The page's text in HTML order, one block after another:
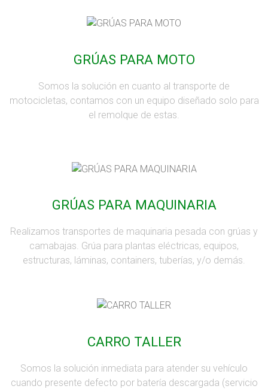
GRÚAS PARA MOTO
Somos la solución en cuanto al transporte de
motocicletas, contamos con un equipo diseñado solo para
el remolque de estas.
GRÚAS PARA MAQUINARIA
Realizamos transportes de maquinaria pesada con grúas y
camabajas. Grúa para plantas eléctricas, equipos,
estructuras, láminas, containers, tuberías, y/o demás.
CARRO TALLER
Somos la solución inmediata para atender su vehículo
cuando presente defecto por batería descargada (servicio